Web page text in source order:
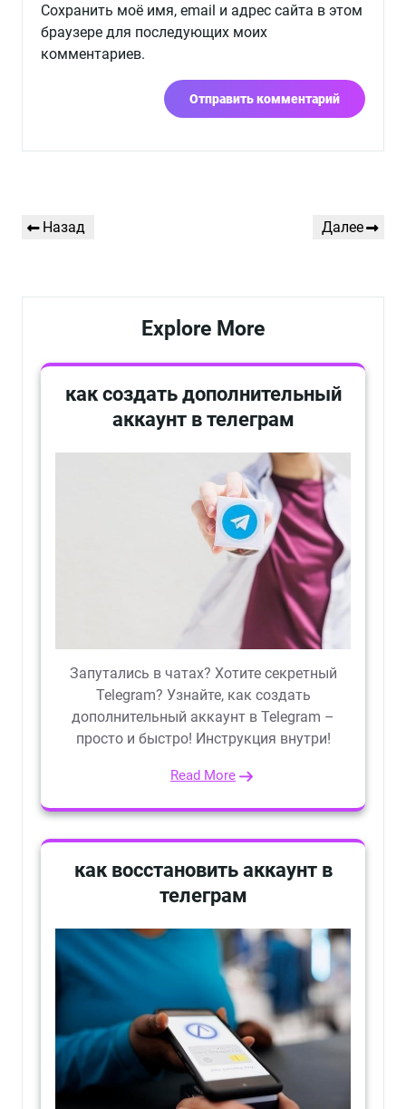
Сохранить моё имя, email и адрес сайта в этом
браузере для последующих моих
комментариев.
по
Предыдущая
Назад
Следующая
Далее
Explore More
как создать дополнительный
аккаунт в телеграм
Запутались в чатах? Хотите секретный
Telegram? Узнайте, как создать
дополнительный аккаунт в Telegram –
просто и быстро! Инструкция внутри!
Read More
как восстановить аккаунт в
телеграм